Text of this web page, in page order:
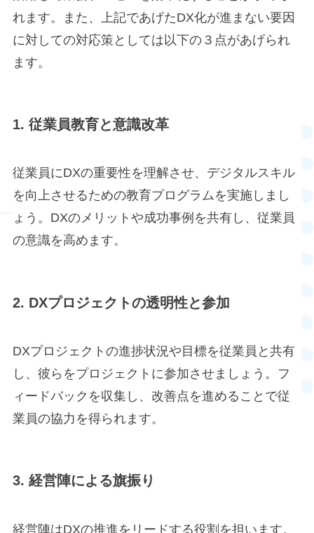
れます。また、上記であげたDX化が進まない要因
に対しての対応策としては以下の３点があげられ
ます。
1. 従業員教育と意識改革
従業員にDXの重要性を理解させ、デジタルスキル
を向上させるための教育プログラムを実施しまし
ょう。DXのメリットや成功事例を共有し、従業員
の意識を高めます。
2. DXプロジェクトの透明性と参加
DXプロジェクトの進捗状況や目標を従業員と共有
し、彼らをプロジェクトに参加させましょう。フ
ィードバックを収集し、改善点を進めることで従
業員の協力を得られます。
3. 経営陣による旗振り
経営陣はDXの推進をリードする役割を担います。